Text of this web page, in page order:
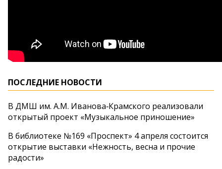
ПОСЛЕДНИЕ НОВОСТИ
В ДМШ им. А.М. Иванова‑Крамского реализовали
открытый проект «Музыкальное приношение»
В библиотеке №169 «Проспект» 4 апреля состоится
открытие выставки «Нежность, весна и прочие
радости»